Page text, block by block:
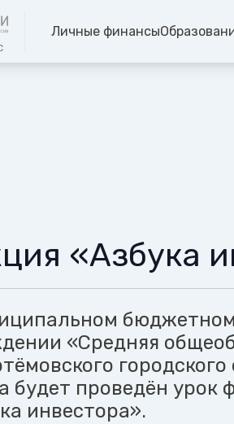
Личные финансы
«Азбука
«Средняя
будет проведён урок
инвестора».